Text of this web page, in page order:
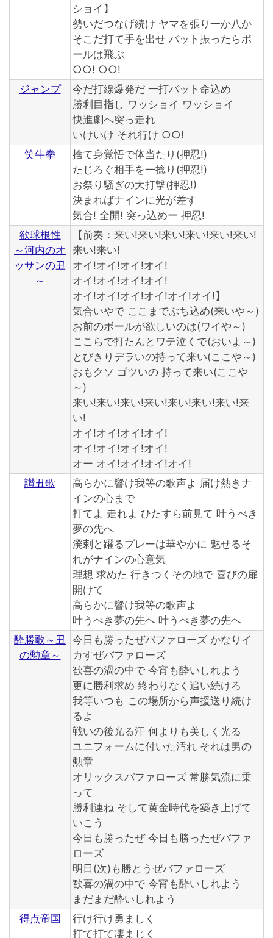
ショイ】
勢いだつなげ続け ヤマを張り一か八か
そこだ打て手を出せ バット振ったらボ
ールは飛ぶ
○○! ○○!
ジャンプ
今だ打線爆発だ 一打バット命込め
勝利目指し ワッショイ ワッショイ
快進劇へ突っ走れ
いけいけ それ行け ○○!
笑牛拳
捨て身覚悟で体当たり(押忍!)
たじろぐ相手を一捻り(押忍!)
お祭り騒ぎの大打撃(押忍!)
決まればナインに光が差す
気合! 全開! 突っ込めー 押忍!
欲球根性
～河内のオ
ッサンの丑
～
【前奏：来い!来い!来い!来い!来い!来い!
来い!来い!
オイ!オイ!オイ!オイ!
オイ!オイ!オイ!オイ!
オイ!オイ!オイ!オイ!オイ!オイ!】
気合いやで ここまでぶち込め(来いや～)
お前のボールが欲しいのは(ワイや～)
ここらで打たんとワテ泣くで(おいよ～)
とびきりデラいの持って来い(ここや～)
おもクソ ゴツいの 持って来い(ここや
～)
来い!来い!来い!来い!来い!来い!来い!来
い!
オイ!オイ!オイ!オイ!
オイ!オイ!オイ!オイ!
オー オイ!オイ!オイ!オイ!
讃丑歌
高らかに響け我等の歌声よ 届け熱きナ
インの心まで
打てよ 走れよ ひたすら前見て 叶うべき
夢の先へ
溌剌と躍るプレーは華やかに 魅せるそ
れがナインの心意気
理想 求めた 行きつくその地で 喜びの扉
開けて
高らかに響け我等の歌声よ
叶うべき夢の先へ 叶うべき夢の先へ
酔勝歌～丑
の勲章～
今日も勝ったぜバファローズ かなりイ
カすぜバファローズ
歓喜の渦の中で 今宵も酔いしれよう
更に勝利求め 終わりなく追い続けろ
我等いつも この場所から声援送り続け
るよ
戦いの後光る汗 何よりも美しく光る
ユニフォームに付いた汚れ それは男の
勲章
オリックスバファローズ 常勝気流に乗
って
勝利連ね そして黄金時代を築き上げて
いこう
今日も勝ったぜ 今日も勝ったぜバファ
ローズ
明日(次)も勝とうぜバファローズ
歓喜の渦の中で 今宵も酔いしれよう
まだまだ酔いしれよう
得点帝国
行け行け勇ましく
打て打て凄まじく